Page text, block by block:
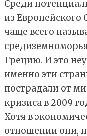
Среди
из Европейского
чаще всего
Грецию. И это
именно эти
пострадали от
кризиса в 2009
Хотя в
отношении они,